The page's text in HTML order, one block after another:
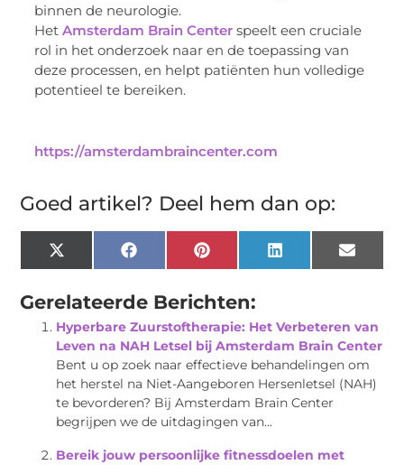
binnen de neurologie.
HetAmsterdam Brain Center speelt een cruciale
rol in het onderzoek naar en de toepassing van
deze processen, en helpt patiënten hun volledige
potentieel te bereiken.
https://amsterdambraincenter.com
Goed artikel? Deel hem dan op:
X
(Twitter)
FacebookPinterestLinkedInEmail
Gerelateerde Berichten:
Hyperbare Zuurstoftherapie: Het Verbeteren van
Leven na NAH Letsel bij Amsterdam Brain Center
Bent u op zoek naar effectieve behandelingen om
het herstel na Niet-Aangeboren Hersenletsel (NAH)
te bevorderen? Bij Amsterdam Brain Center
begrijpen we de uitdagingen van...
Bereik jouw persoonlijke fitnessdoelen met